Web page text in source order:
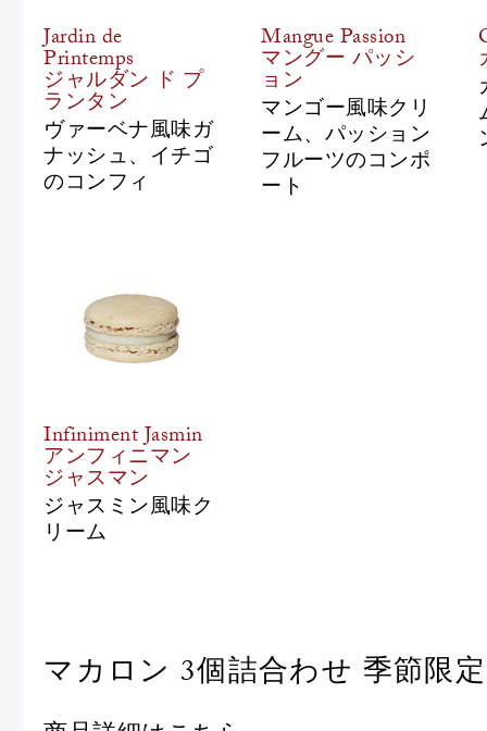
Jardin de
Printemps
ジャルダン ド プ
ランタン
ヴァーベナ風味ガ
ナッシュ、イチゴ
のコンフィ
Mangue Passion
マングー パッシ
ョン
マンゴー風味クリ
ーム、パッション
フルーツのコンポ
ート
Infiniment Jasmin
アンフィニマン
ジャスマン
ジャスミン風味ク
リーム
マカロン 3個詰合わせ 季節限定